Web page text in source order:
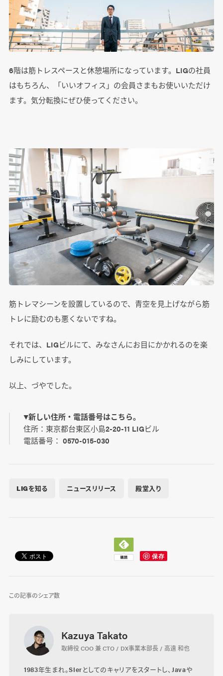
6階は筋トレスペースと休憩場所になっています。LIGの社員
はもちろん、「いいオフィス」の会員さまもお使いいただけ
ます。気分転換にぜひ使ってください。
筋トレマシーンを設置しているので、青空を見上げながら筋
トレに励むのも悪くないですね。
それでは、LIGビルにて、みなさんにお目にかかれるのを楽
しみにしています。
以上、づやでした。
▼新しい住所・電話番号はこちら。
住所：東京都台東区小島2-20-11 LIGビル
電話番号： 0570-015-030
LIGを知る ニュースリリース 殿堂入り
この記事のシェア数
Kazuya Takato
取締役 COO 兼 CTO / DX事業本部長 / 高遠 和也
1983年生まれ。SIerとしてのキャリアをスタートし、Javaや